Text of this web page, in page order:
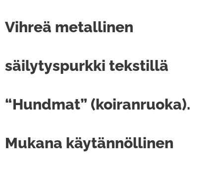
Vihreä metallinen
säilytyspurkki tekstillä
“Hundmat” (koiranruoka).
Mukana käytännöllinen